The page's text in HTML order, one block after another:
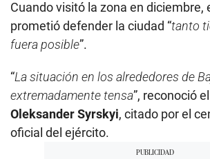
Cuando visitó la zona en diciembre,
prometió defender la ciudad “tanto
fuera posible”.
“La situación en los alrededores de
extremadamente tensa”, reconoció
Oleksander Syrskyi, citado por el
oficial del ejército.